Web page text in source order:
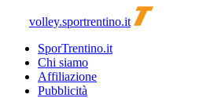
volley.sportrentino.it
SporTrentino.it
Chi siamo
Affiliazione
Pubblicità